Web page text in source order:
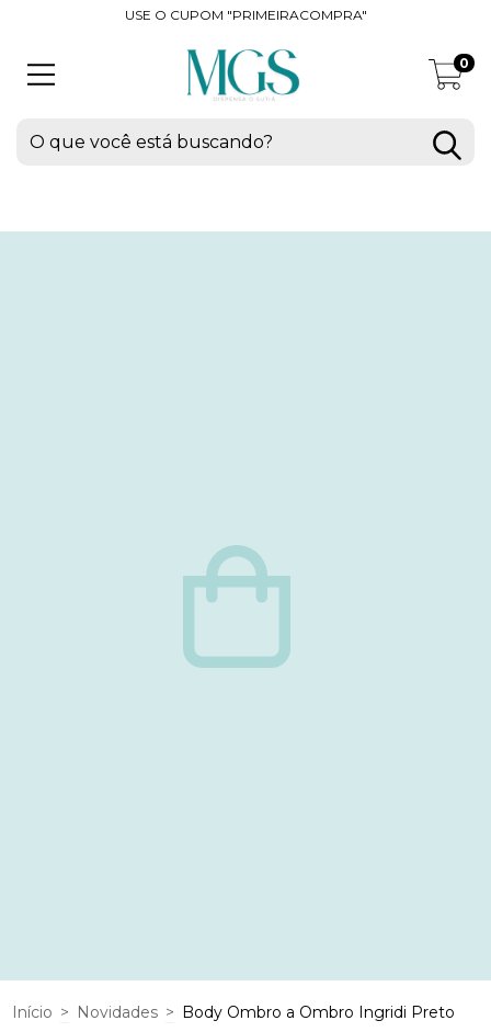
USE O CUPOM "PRIMEIRACOMPRA"
0
Início > Novidades > Body Ombro a Ombro Ingridi Preto